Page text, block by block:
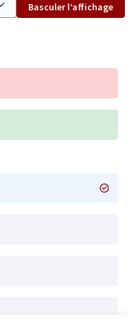
Basculer l’affichage